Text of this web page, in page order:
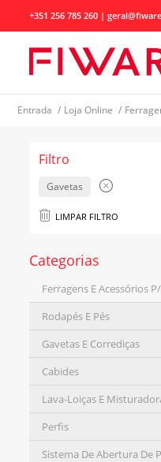
+351 256 785 260 |
Entrada / Loja Online /
Filtro
Gavetas
LIMPAR FILTRO
Categorias
Ferragens E Acessórios
Rodapés E Pés
Gavetas E Corrediças
Cabides
Lava-Loiças E
Perfis
Sistema De Abertura De